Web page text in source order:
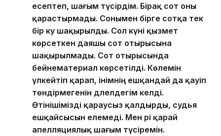
есептеп, шағым түсірдім. Бірақ сот оны
қарастырмады. Сонымен бірге сотқа тек
бір куә шақырылды. Сол күні қызмет
көрсеткен даяшы сот отырысына
шақырылмады. Сот отырысында
бейнематериал көрсетілді. Көлемін
үлкейтіп қарап, інімнің ешқандай да қауіп
төндірмегенін дәлелдегім келді.
Өтінішімізді қараусыз қалдырды, судья
ешқайсысын елемеді. Мен әрі қарай
апелляциялық шағым түсіремін.